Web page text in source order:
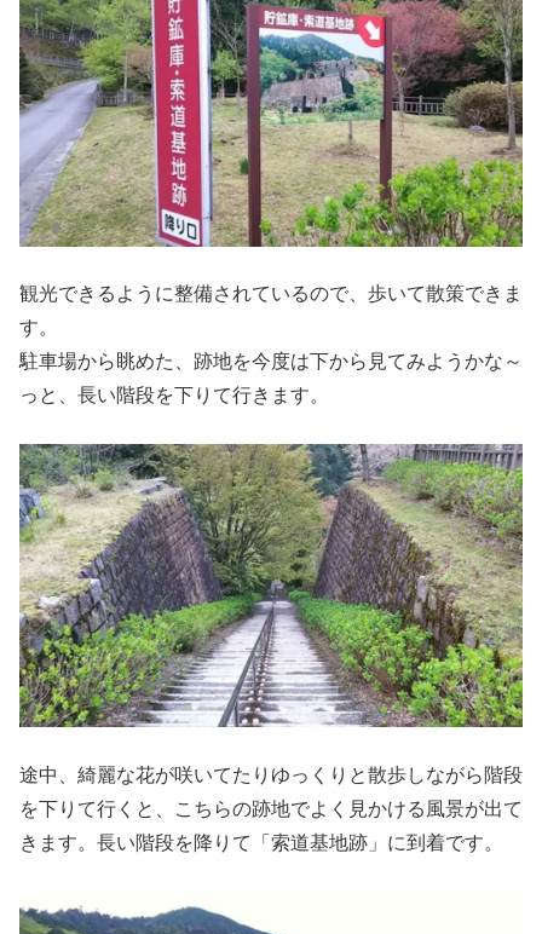
観光できるように整備されているので、歩いて散策できま
す。
駐車場から眺めた、跡地を今度は下から見てみようかな～
っと、長い階段を下りて行きます。
途中、綺麗な花が咲いてたりゆっくりと散歩しながら階段
を下りて行くと、こちらの跡地でよく見かける風景が出て
きます。長い階段を降りて「索道基地跡」に到着です。